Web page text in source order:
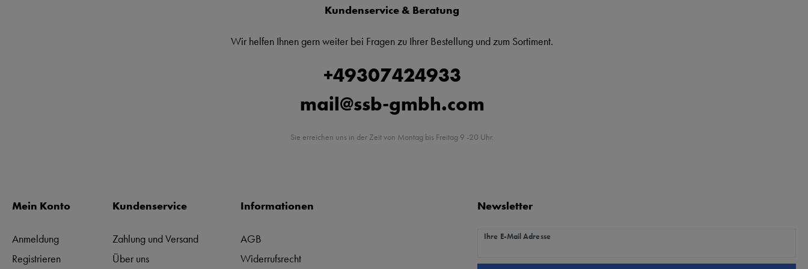
Kundenservice & Beratung
Wir helfen Ihnen gern weiter bei Fragen zu Ihrer Bestellung und zum Sortiment.
+49307424933
mail@ssb-gmbh.com
Sie erreichen uns in der Zeit von Montag bis Freitag 9 -20 Uhr.
Mein Konto
Anmeldung
Registrieren
Kundenservice
Zahlung und Versand
Über uns
Informationen
AGB
Widerrufsrecht
Newsletter
Ihre E-Mail Adresse
Newsletter Honig